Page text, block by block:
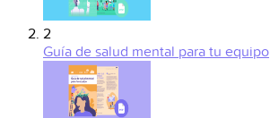
2
Guía de salud mental para tu equipo